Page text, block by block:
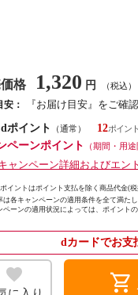
格 1,320 円 （税込）
安：
『お届け目安』をご確
ポイント
（通常）
12
ペーンポイント
（期間・用途
ャンペーン詳細およびエン
イントはポイント支払を除く商品代金(税
は各キャンペーンの適用条件を全て満た
ペーンの適用状況によっては、ポイント
dカードでお支
shopping_cart